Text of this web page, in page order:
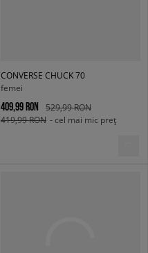
CONVERSE CHUCK 70
femei
409,99 RON
529,99 RON
419,99 RON - cel mai mic preț